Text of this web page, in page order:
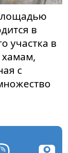
в
участка в
хамам,
с